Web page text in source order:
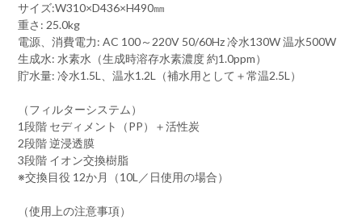
サイズ:W310×D436×H490㎜
重さ: 25.0kg
電源、消費電力: AC 100～220V 50/60Hz 冷水130W 温水500W
生成水: 水素水（生成時溶存水素濃度 約1.0ppm）
貯水量: 冷水1.5L、温水1.2L（補水用として＋常温2.5L）
（フィルターシステム）
1段階 セディメント（PP）＋活性炭
2段階 逆浸透膜
3段階 イオン交換樹脂
※交換目役 12か月（10L／日使用の場合）
（使用上の注意事項）